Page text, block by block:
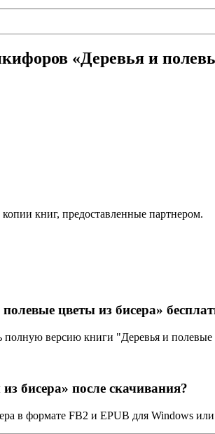
«Деревья и
книг, предоставленные партнером.
цветы из бисера»
версию книги "Деревья и
бисера» после скачивания?
в формате FB2 и EPUB для Windows